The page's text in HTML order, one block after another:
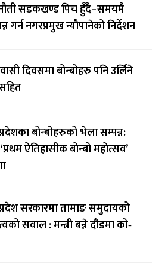
सडकखण्ड पिच हुँदै–समयमै
गर्न नगरप्रमुख न्यौपानेको निर्देशन
दिवसमा बोन्बोहरु पनि उर्लिने
बोन्बोहरुको भेला सम्पन्न:
ऐतिहासीक बोन्बो महोत्सव’
सरकारमा तामाङ समुदायको
सवाल : मन्त्री बन्ने दौडमा को‐